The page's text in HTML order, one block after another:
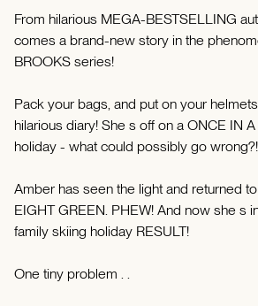
From hilarious MEGA-BESTSELLING
comes a brand-new story in the
BROOKS series!
Pack your bags, and put on your
hilarious diary! She s off on a ONCE IN
holiday - what could possibly go wrong?!
Amber has seen the light and returned
EIGHT GREEN. PHEW! And now she s
family skiing holiday RESULT!
One tiny problem . .